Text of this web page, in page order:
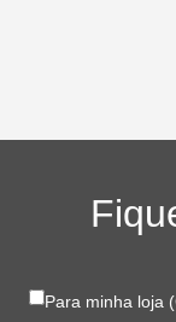
Para minha loja